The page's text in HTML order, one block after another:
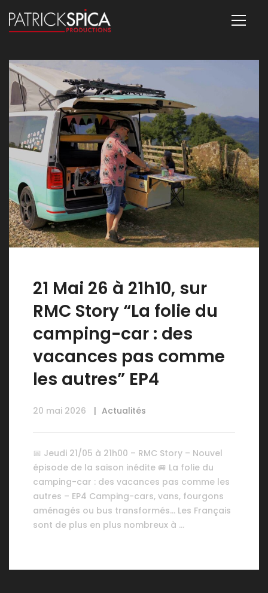
21 Mai 26 à 21h10, sur
RMC Story “La folie du
camping-car : des
vacances pas comme
les autres” EP4
20 mai 2026 Actualités
📅 Jeudi 21/05 à 21h00 – RMC Story – Nouvel
épisode de la saison inédite 🚐 La folie du
camping-car : des vacances pas comme les
autres – EP4 Camping-cars, vans, fourgons
aménagés ou bus transformés… Les Français
sont de plus en plus nombreux à …